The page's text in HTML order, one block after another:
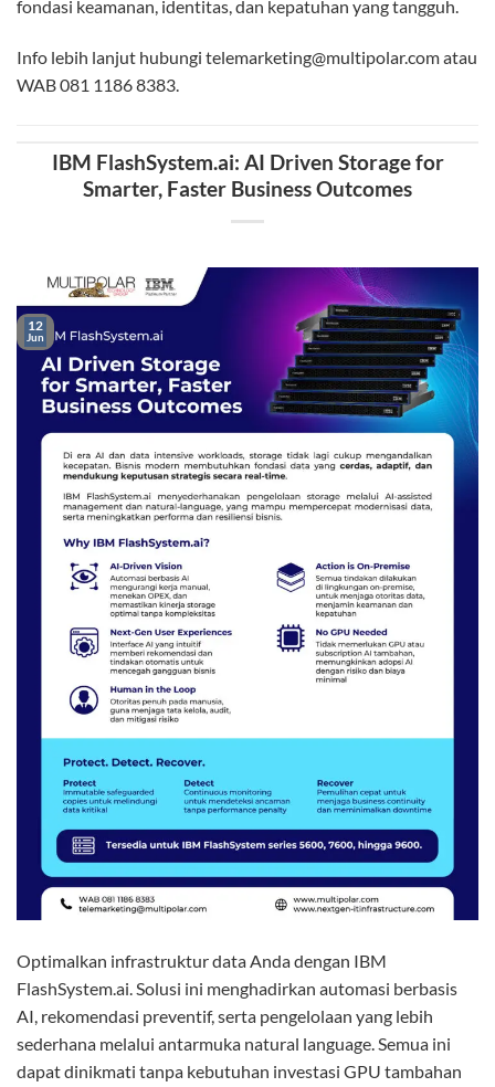
fondasi keamanan, identitas, dan kepatuhan yang tangguh.
Info lebih lanjut hubungi telemarketing@multipolar.com atau
WAB 081 1186 8383.
IBM FlashSystem.ai: AI Driven Storage for
Smarter, Faster Business Outcomes
12
Jun
Optimalkan infrastruktur data Anda dengan IBM
FlashSystem.ai. Solusi ini menghadirkan automasi berbasis
AI, rekomendasi preventif, serta pengelolaan yang lebih
sederhana melalui antarmuka natural language. Semua ini
dapat dinikmati tanpa kebutuhan investasi GPU tambahan